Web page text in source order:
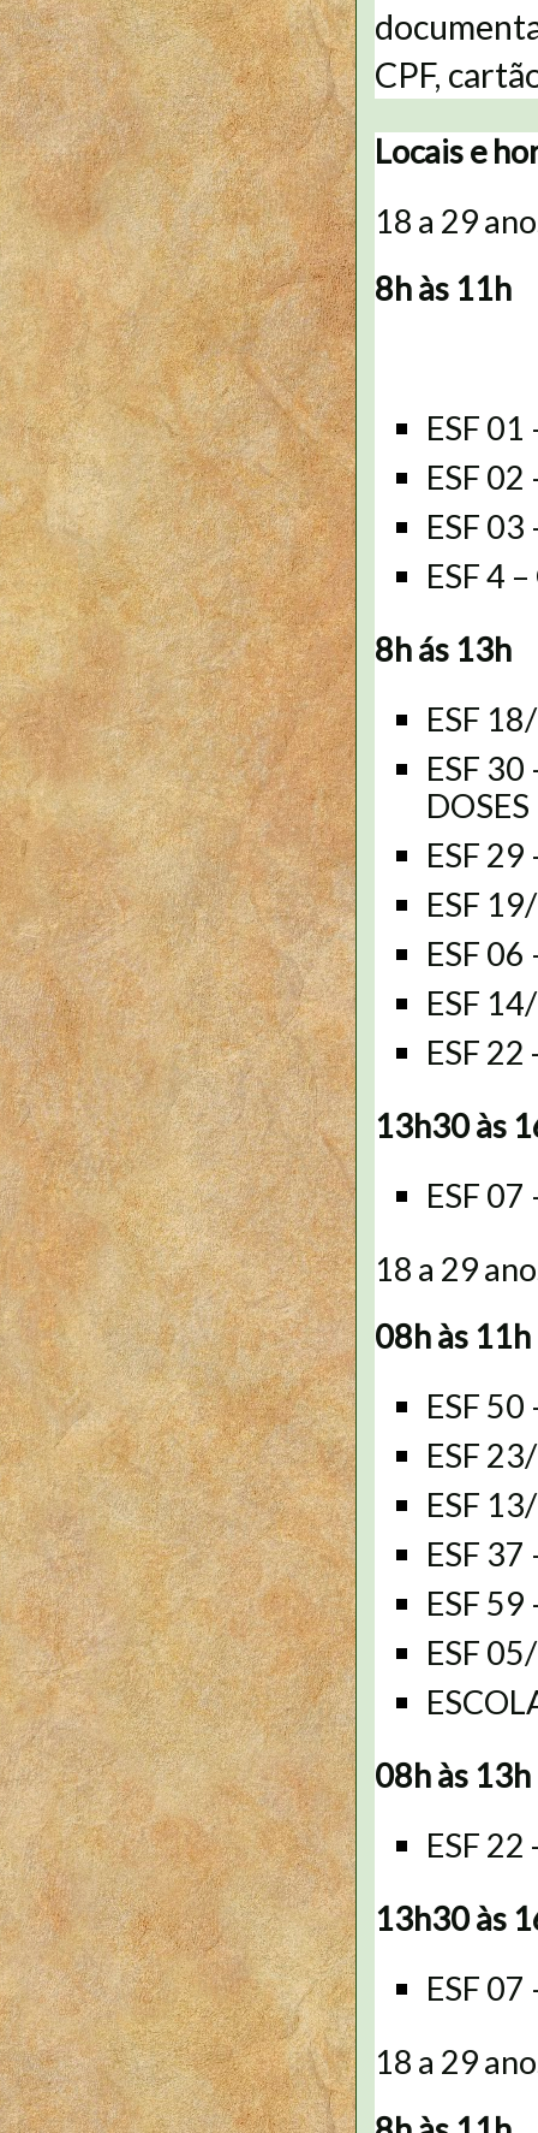
CPF,
Locais e
18 a 29
8h às 11h
ESF 01
ESF
ESF 03
ESF 4
8h ás 13h
ESF
ESF
DOSES
ESF 29
ESF
ESF
ESF
ESF
13h30 às
ESF 07
18 a 29
08h às 11h
ESF 50
ESF
ESF
ESF 37
ESF 59
ESF
08h às 13h
ESF
13h30 às
ESF 07
18 a 29